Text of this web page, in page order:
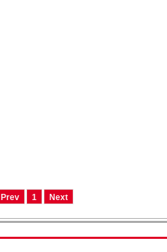
Prev 1 Next